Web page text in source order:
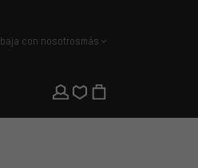
con nosotrosmás